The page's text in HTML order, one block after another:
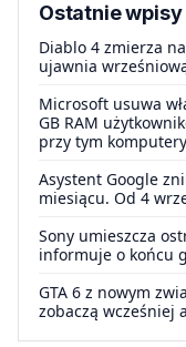
Ostatnie wpisy
Diablo 4 zmierza
ujawnia
Microsoft usuwa
GB RAM
przy tym
Asystent Google
miesiącu. Od 4
Sony umieszcza
informuje o końcu
GTA 6 z nowym
zobaczą wcześniej